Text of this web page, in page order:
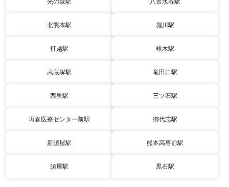
北熊本駅 堀川駅
打越駅 植木駅
武蔵塚駅 竜田口駅
西里駅 三ツ石駅
再春医療センター前駅 御代志駅
新須屋駅 熊本高専前駅
須屋駅 黒石駅